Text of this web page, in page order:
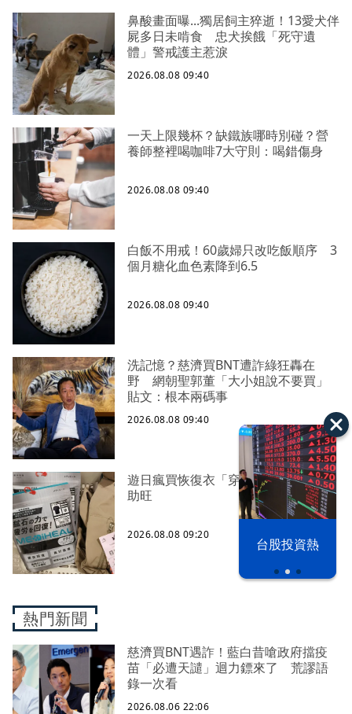
台股投資熱
鼻酸畫面曝...獨居飼主猝逝！13愛犬伴
屍多日未啃食 忠犬挨餓「死守遺
體」警戒護主惹淚
2026.08.08 09:40
一天上限幾杯？缺鐵族哪時別碰？營
養師整裡喝咖啡7大守則：喝錯傷身
2026.08.08 09:40
白飯不用戒！60歲婦只改吃飯順序 3
個月糖化血色素降到6.5
2026.08.08 09:40
洗記憶？慈濟買BNT遭詐綠狂轟在
野 網朝聖郭董「大小姐說不要買」
貼文：根本兩碼事
2026.08.08 09:40
遊日瘋買恢復衣「穿」越疲勞 2因素
助旺
2026.08.08 09:20
熱門新聞
慈濟買BNT遇詐！藍白昔嗆政府擋疫
苗「必遭天譴」迴力鏢來了 荒謬語
錄一次看
2026.08.06 22:06